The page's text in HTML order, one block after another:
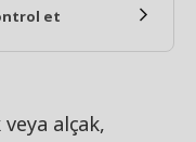
et
veya alçak,